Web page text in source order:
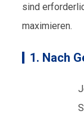
sind
maximieren.
1. Nach